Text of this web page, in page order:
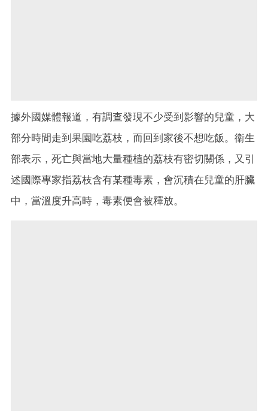
據外國媒體報道，有調查發現不少受到影響的兒童，大
部分時間走到果園吃荔枝，而回到家後不想吃飯。衞生
部表示，死亡與當地大量種植的荔枝有密切關係，又引
述國際專家指荔枝含有某種毒素，會沉積在兒童的肝臟
中，當溫度升高時，毒素便會被釋放。